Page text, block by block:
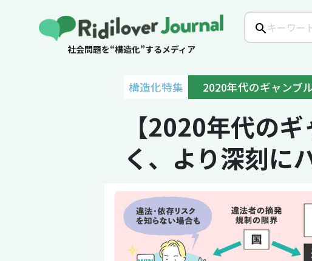
社会問題を“構造化”するメディア
構造化特集 2020年代のギャンブ
【2020年代の
く、より深刻に